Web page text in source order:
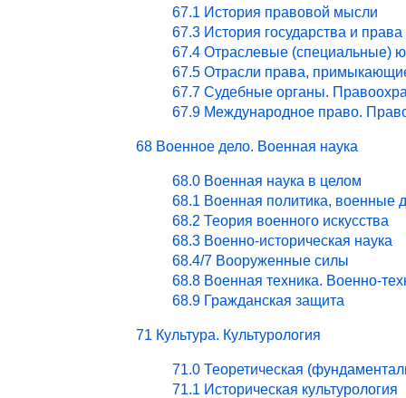
67.1 История правовой мысли
67.3 История государства и права
67.4 Отраслевые (специальные)
67.5 Отрасли права,
67.7 Судебные органы.
67.9 Международное право.
68 Военное дело. Военная наука
68.0 Военная наука в целом
68.1 Военная политика, военные
68.2 Теория военного искусства
68.3 Военно-историческая наука
68.4/7 Вооруженные силы
68.8 Военная техника. Военно-
68.9 Гражданская защита
71 Культура. Культурология
71.0 Теоретическая
71.1 Историческая культурология